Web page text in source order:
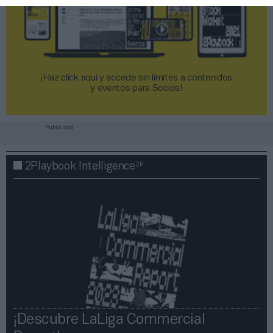
¡Haz click aquí y accede sin límites a contenidos
y eventos para Socios!​​​​​​​
Publicidad
2Playbook Intelligence2P
¡Descubre LaLiga Commercial